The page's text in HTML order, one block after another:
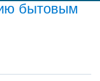
бытовым